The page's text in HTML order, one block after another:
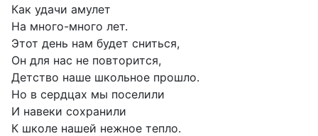
Как удачи амулет
На много-много лет.
Этот день нам будет сниться,
Он для нас не повторится,
Детство наше школьное прошло.
Но в сердцах мы поселили
И навеки сохранили
К школе нашей нежное тепло.